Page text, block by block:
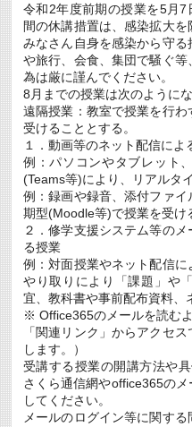
令和2年度前期の授業を5月
間の休講措置は、感染拡大を
みなさん自身を感染から守
や旅行、会食、集団で騒ぐ
為は厳に謹んでください。
8月までの授業は次のようにな
遠隔授業：教室で授業を行
受けることとする。
１．動画等のネット配信によ
例：パソコンやタブレット
(Teams等)により、リアルタ
例：録画や録音、添付ファ
期型(Moodle等)で授業を受け
２．修学支援システム等の
る授業
例：対面授業やネット配信
やり取りにより「課題」や
宜、教科書や事前配布資料、
※ Office365のメールを読む
「関連リンク」からアクセ
します。）
受講する授業の開講方法や
さくら通信網やoffice365の
してください。
メールのログイン等に関す